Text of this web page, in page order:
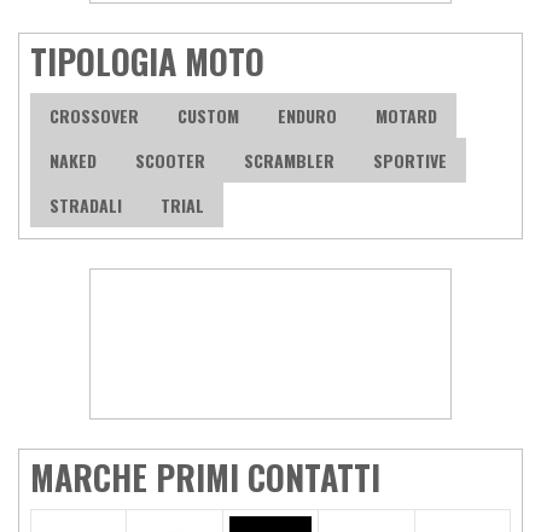
TIPOLOGIA MOTO
CROSSOVER CUSTOM ENDURO
MOTARD
NAKED
SCOOTER SCRAMBLER
SPORTIVE
STRADALI
TRIAL
MARCHE PRIMI CONTATTI